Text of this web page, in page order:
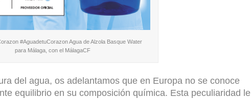
#AguadetuCorazon Agua de Alzola Basque Water
para Málaga, con el MálagaCF
del agua, os adelantamos que en Europa no se conoce
equilibrio en su composición química. Esta peculiaridad le